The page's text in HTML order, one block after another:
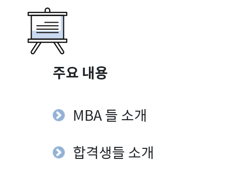
주요 내용
MBA 들 소개
합격생들 소개